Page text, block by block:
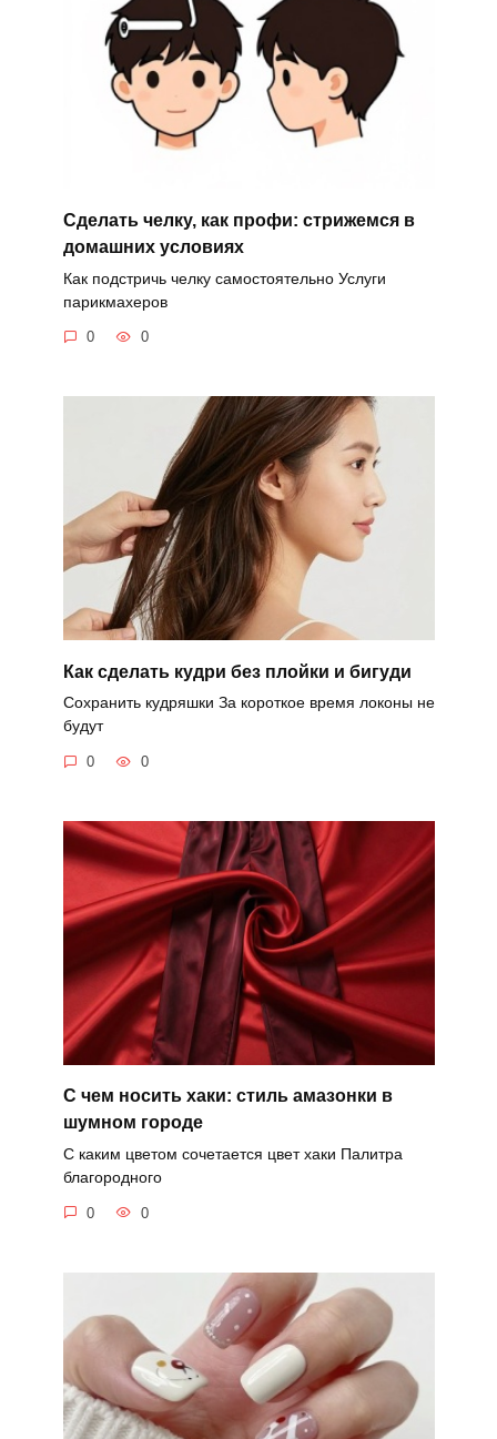
Сделать челку, как профи: стрижемся в
домашних условиях
Как подстричь челку самостоятельно Услуги
парикмахеров
0 0
Как сделать кудри без плойки и бигуди
Сохранить кудряшки За короткое время локоны не
будут
0 0
С чем носить хаки: стиль амазонки в
шумном городе
С каким цветом сочетается цвет хаки Палитра
благородного
0 0